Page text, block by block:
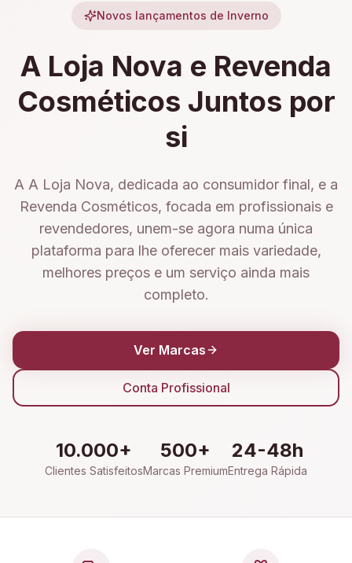
Novos lançamentos de Inverno
A Loja Nova e Revenda
Cosméticos Juntos por
si
A A Loja Nova, dedicada ao consumidor final, e a
Revenda Cosméticos, focada em profissionais e
revendedores, unem-se agora numa única
plataforma para lhe oferecer mais variedade,
melhores preços e um serviço ainda mais
completo.
Ver Marcas
Conta Profissional
10.000+
Clientes Satisfeitos
500+
Marcas Premium
24-48h
Entrega Rápida